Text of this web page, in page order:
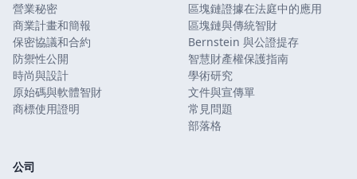
營業秘密
商業計畫和簡報
保密協議和合約
防禦性公開
時尚與設計
原始碼與軟體智財
商標使用證明
區塊鏈證據在法庭中的應用
區塊鏈與傳統智財
Bernstein 與公證提存
智慧財產權保護指南
學術研究
文件與宣傳單
常見問題
部落格
公司